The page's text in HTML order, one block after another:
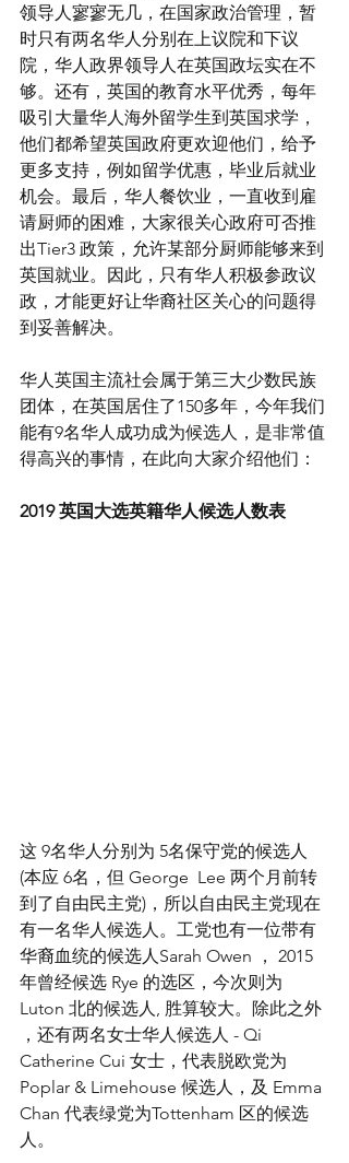
领导人寥寥无几，在国家政治管理，暂
时只有两名华人分别在上议院和下议
院，华人政界领导人在英国政坛实在不
够。还有，英国的教育水平优秀，每年
吸引大量华人海外留学生到英国求学，
他们都希望英国政府更欢迎他们，给予
更多支持，例如留学优惠，毕业后就业
机会。最后，华人餐饮业，一直收到雇
请厨师的困难，大家很关心政府可否推
出Tier3 政策，允许某部分厨师能够来到
英国就业。因此，只有华人积极参政议
政，才能更好让华裔社区关心的问题得
到妥善解决。
华人英国主流社会属于第三大少数民族
团体，在英国居住了150多年，今年我们
能有9名华人成功成为候选人，是非常值
得高兴的事情，在此向大家介绍他们：
2019 英国大选英籍华人候选人数表
这 9名华人分别为 5名保守党的候选人
(本应 6名，但 George  Lee 两个月前转
到了自由民主党)，所以自由民主党现在
有一名华人候选人。工党也有一位带有
华裔血统的候选人Sarah Owen ， 2015
年曾经候选 Rye 的选区，今次则为
Luton 北的候选人, 胜算较大。除此之外
，还有两名女士华人候选人 - Qi
Catherine Cui 女士，代表脱欧党为
Poplar & Limehouse 候选人，及 Emma
Chan 代表绿党为Tottenham 区的候选
人。